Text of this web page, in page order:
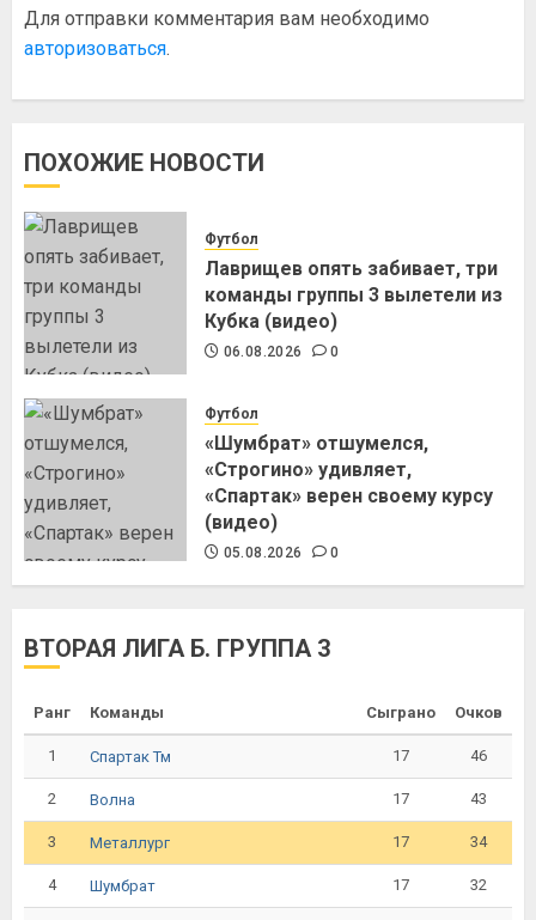
Для отправки комментария вам необходимо
авторизоваться.
ПОХОЖИЕ НОВОСТИ
Футбол
Лаврищев опять забивает, три
команды группы 3 вылетели из
Кубка (видео)
06.08.2026 0
Футбол
«Шумбрат» отшумелся,
«Строгино» удивляет,
«Спартак» верен своему курсу
(видео)
05.08.2026 0
ВТОРАЯ ЛИГА Б. ГРУППА 3
Ранг Команды Сыграно Очков
1 Спартак Тм 17 46
2 Волна 17 43
3 Металлург 17 34
4 Шумбрат 17 32